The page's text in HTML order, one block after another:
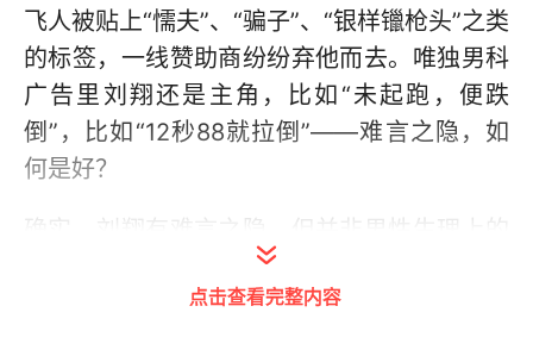
飞人被贴上“懦夫”、“骗子”、“银样镴枪头”之类
的标签，一线赞助商纷纷弃他而去。唯独男科
广告里刘翔还是主角，比如“未起跑，便跌
倒”，比如“12秒88就拉倒”——难言之隐，如
何是好？
难言之隐，而是各级领导、相关部门耳提面命
之下的难言之隐。刘翔不过是一具提线木偶，
点击查看完整内容